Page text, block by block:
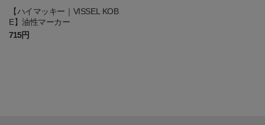
【ハイマッキー｜VISSEL KOB
E】油性マーカー
715円